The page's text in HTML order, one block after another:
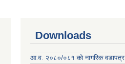
Downloads
आ.व. २०८०/०८१ काे नागरिक वडापत्र